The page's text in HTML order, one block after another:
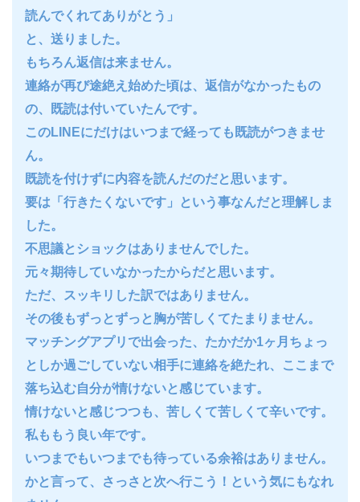
読んでくれてありがとう」
と、送りました。
もちろん返信は来ません。
連絡が再び途絶え始めた頃は、返信がなかったもの
の、既読は付いていたんです。
このLINEにだけはいつまで経っても既読がつきませ
ん。
既読を付けずに内容を読んだのだと思います。
要は「行きたくないです」という事なんだと理解しま
した。
不思議とショックはありませんでした。
元々期待していなかったからだと思います。
ただ、スッキリした訳ではありません。
その後もずっとずっと胸が苦しくてたまりません。
マッチングアプリで出会った、たかだか1ヶ月ちょっ
としか過ごしていない相手に連絡を絶たれ、ここまで
落ち込む自分が情けないと感じています。
情けないと感じつつも、苦しくて苦しくて辛いです。
私ももう良い年です。
いつまでもいつまでも待っている余裕はありません。
かと言って、さっさと次へ行こう！という気にもなれ